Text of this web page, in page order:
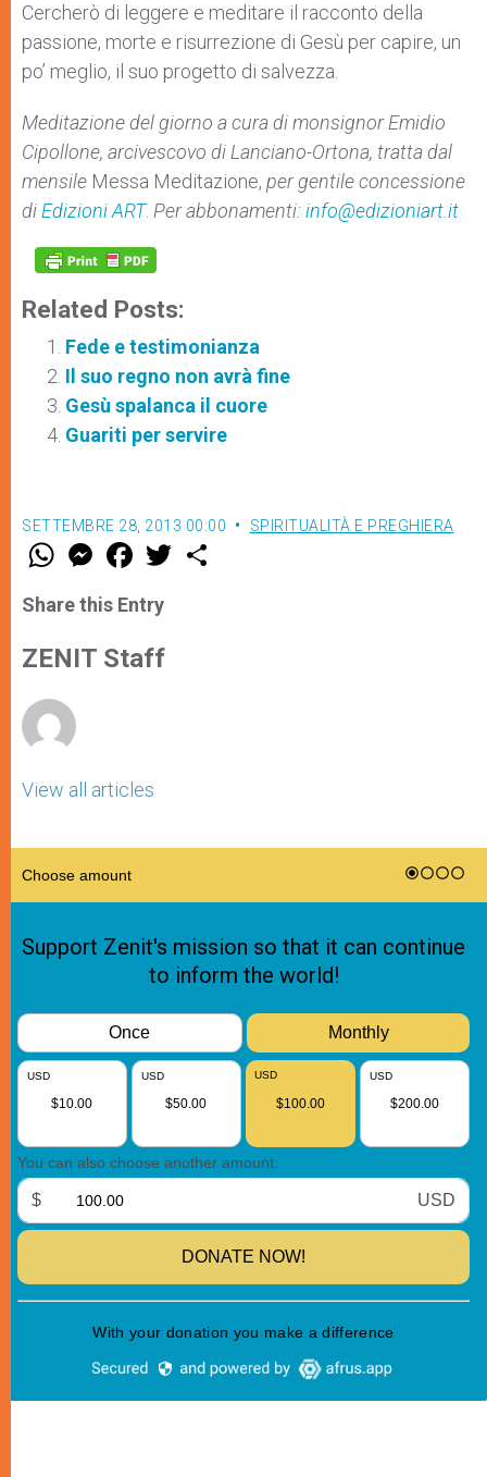
Cercherò di leggere e meditare il racconto della
passione, morte e risurrezione di Gesù per capire, un
po’ meglio, il suo progetto di salvezza.
Meditazione del giorno a cura di monsignor Emidio
Cipollone, arcivescovo di Lanciano-Ortona, tratta dal
mensile Messa Meditazione, per gentile concessione
di Edizioni ART. Per abbonamenti: info@edizioniart.it
Related Posts:
Fede e testimonianza
Il suo regno non avrà fine
Gesù spalanca il cuore
Guariti per servire
SETTEMBRE 28, 2013 00:00 SPIRITUALITÀ E PREGHIERA
W
t
s
p
p
M
e
s
e
g
e
F
a
e
b
o
k
w
Share this Entry
ZENIT Staff
View all articles